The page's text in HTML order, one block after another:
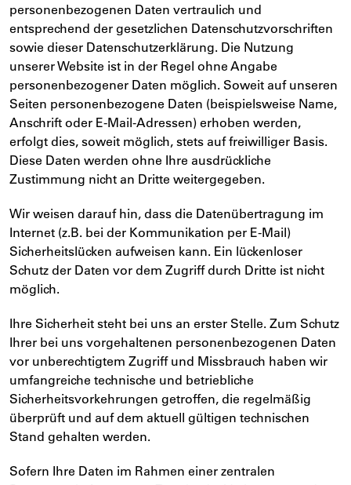
personenbezogenen Daten vertraulich und
entsprechend der gesetzlichen Datenschutzvorschriften
sowie dieser Datenschutzerklärung. Die Nutzung
unserer Website ist in der Regel ohne Angabe
personenbezogener Daten möglich. Soweit auf unseren
Seiten personenbezogene Daten (beispielsweise Name,
Anschrift oder E-Mail-Adressen) erhoben werden,
erfolgt dies, soweit möglich, stets auf freiwilliger Basis.
Diese Daten werden ohne Ihre ausdrückliche
Zustimmung nicht an Dritte weitergegeben.
Wir weisen darauf hin, dass die Datenübertragung im
Internet (z.B. bei der Kommunikation per E-Mail)
Sicherheitslücken aufweisen kann. Ein lückenloser
Schutz der Daten vor dem Zugriff durch Dritte ist nicht
möglich.
Ihre Sicherheit steht bei uns an erster Stelle. Zum Schutz
Ihrer bei uns vorgehaltenen personenbezogenen Daten
vor unberechtigtem Zugriff und Missbrauch haben wir
umfangreiche technische und betriebliche
Sicherheitsvorkehrungen getroffen, die regelmäßig
überprüft und auf dem aktuell gültigen technischen
Stand gehalten werden.
Sofern Ihre Daten im Rahmen einer zentralen